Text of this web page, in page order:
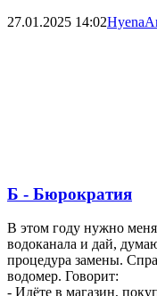
27.01.2025 14:02Hyena
Б - Бюрократия
В этом году нужно
водоканала и дай,
процедура замены.
водомер. Говорит:
- Идёте в магазин,